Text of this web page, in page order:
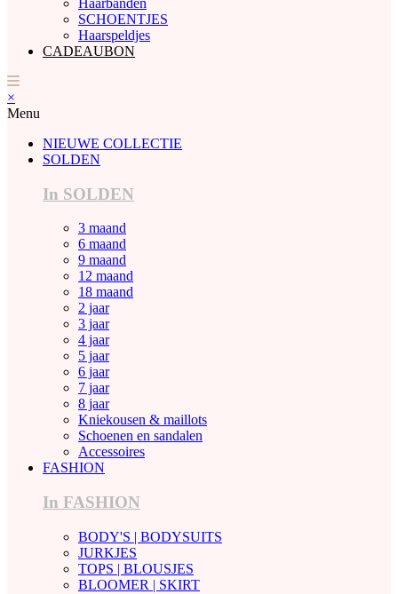
SCHOENTJES
Haarspeldjes
CADEAUBON
×
Menu
NIEUWE COLLECTIE
SOLDEN
In SOLDEN
3 maand
6 maand
9 maand
12 maand
18 maand
2 jaar
3 jaar
4 jaar
5 jaar
6 jaar
7 jaar
8 jaar
Kniekousen & maillots
Schoenen en sandalen
Accessoires
FASHION
In FASHION
BODY'S | BODYSUITS
JURKJES
TOPS | BLOUSJES
BLOOMER | SKIRT